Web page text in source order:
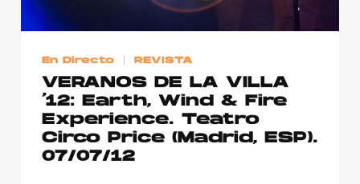
En Directo REVISTA
VERANOS DE LA VILLA
’12: Earth, Wind & Fire
Experience. Teatro
Circo Price (Madrid, ESP).
07/07/12